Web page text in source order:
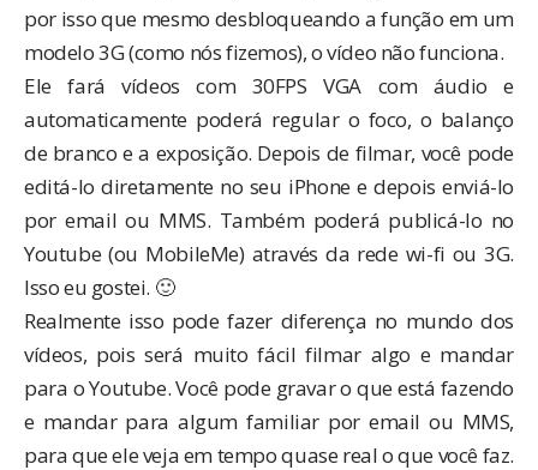
por isso que mesmo desbloqueando a função em um
modelo 3G (como nós fizemos), o vídeo não funciona.
Ele fará vídeos com 30FPS VGA com áudio e
automaticamente poderá regular o foco, o balanço
de branco e a exposição. Depois de filmar, você pode
editá-lo diretamente no seu iPhone e depois enviá-lo
por email ou MMS. Também poderá publicá-lo no
Youtube (ou MobileMe) através da rede wi-fi ou 3G.
Isso eu gostei. 🙂
Realmente isso pode fazer diferença no mundo dos
vídeos, pois será muito fácil filmar algo e mandar
para o Youtube. Você pode gravar o que está fazendo
e mandar para algum familiar por email ou MMS,
para que ele veja em tempo quase real o que você faz.